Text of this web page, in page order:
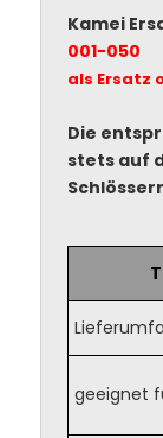
Kamei
001-050
als Ersatz
Die
stets auf
geeignet